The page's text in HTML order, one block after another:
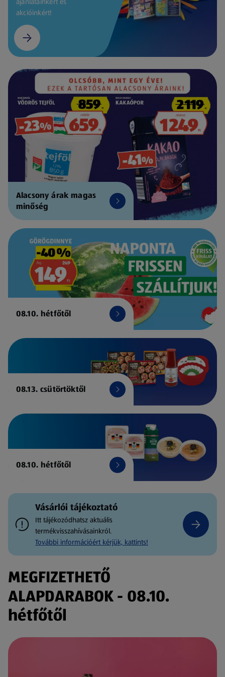
akcióinkért!
Alacsony árak magas
minőség
08.10. hétfőtől
08.13. csütörtöktől
08.10. hétfőtől
Vásárlói tájékoztató
Itt tájékozódhatsz aktuális
termékvisszahívásainkról.
További információért kérjük, kattints!
MEGFIZETHETŐ
ALAPDARABOK - 08.10.
hétfőtől